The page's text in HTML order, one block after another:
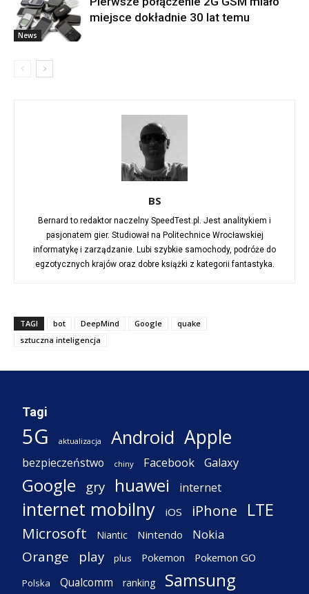
News
miejsce dokładnie 30 lat temu
BS
Bernard to redaktor naczelny SpeedTest.pl. Jest analitykiem i
pasjonatem gier. Studiował na Politechnice Wrocławskiej
informatykę i zarządzanie. Lubi szybkie samochody, podróże do
egzotycznych krajów oraz dobre książki z kategorii fantastyka.
TAGI bot DeepMind Google
quake
sztuczna inteligencja
Tagi
5G aktualizacja Android Apple
bezpieczeństwo chiny Facebook Galaxy
Google gry huawei internet
internet mobilny iOS iPhone LTE
Microsoft Niantic Nintendo Nokia
Orange play plus Pokemon Pokemon GO
Polska Qualcomm ranking Samsung